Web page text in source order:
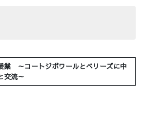
業 ～コートジボワールとベリーズに中
交流～